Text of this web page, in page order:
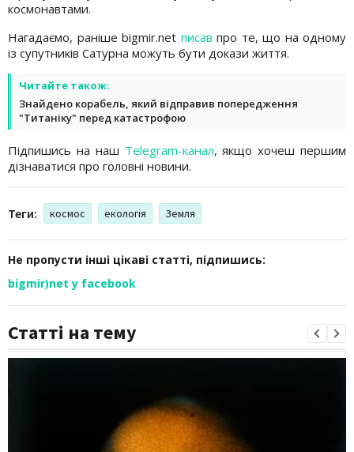
космонавтами.
Нагадаємо, раніше bigmir.net писав про те, що на одному
із супутників Сатурна можуть бути докази життя.
Читайте також:
Знайдено корабель, який відправив попередження
"Титаніку" перед катастрофою
Підпишись на наш Telegram-канал, якщо хочеш першим
дізнаватися про головні новини.
Теги: космос екологія Земля
Не пропусти інші цікаві статті, підпишись:
bigmir)net у facebook
Статті на тему